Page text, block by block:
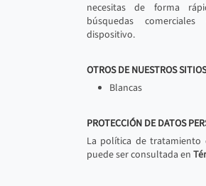
necesitas de forma
búsquedas
dispositivo.
OTROS DE NUESTROS SITIOS
Blancas
PROTECCIÓN DE DATOS
La política de tratamiento
puede ser consultada en